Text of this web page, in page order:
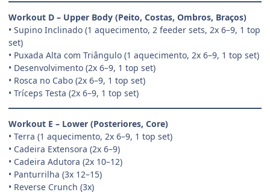
Workout D – Upper Body (Peito, Costas, Ombros, Braços)
• Supino Inclinado (1 aquecimento, 2 feeder sets, 2x 6–9, 1 top
set)
• Puxada Alta com Triângulo (1 aquecimento, 2x 6–9, 1 top set)
• Desenvolvimento (2x 6–9, 1 top set)
• Rosca no Cabo (2x 6–9, 1 top set)
• Tríceps Testa (2x 6–9, 1 top set)
Workout E – Lower (Posteriores, Core)
• Terra (1 aquecimento, 2x 6–9, 1 top set)
• Cadeira Extensora (2x 6–9)
• Cadeira Adutora (2x 10–12)
• Panturrilha (3x 12–15)
• Reverse Crunch (3x)